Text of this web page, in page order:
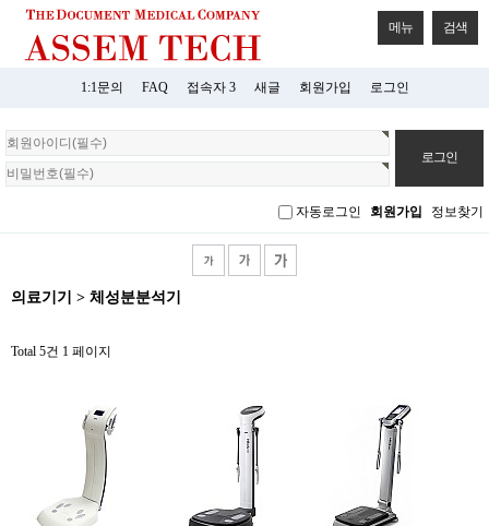
메뉴 검색
1:1문의 FAQ 접속자 3 새글 회원가입 로그인
회
원
로
자동로그인 회원가입 정보찾기
의료기기 > 체성분분석기
Total 5건 1 페이지